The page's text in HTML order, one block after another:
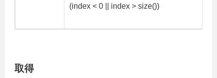
(index < 0 || index > size())
取得